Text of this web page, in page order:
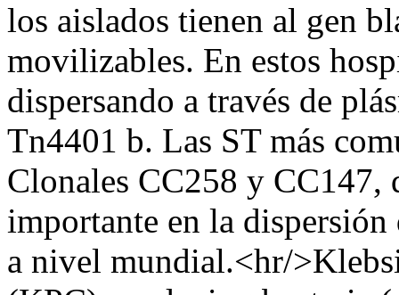
los aislados tienen al gen
movilizables. En estos
dispersando a través de
Tn4401 b. Las ST más
Clonales CC258 y CC147,
importante en la dispersión
a nivel mundial.<hr/